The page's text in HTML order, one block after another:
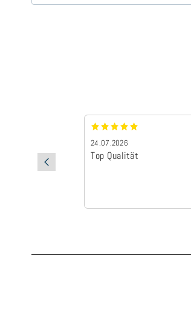
24.07.2026
Top Qualität